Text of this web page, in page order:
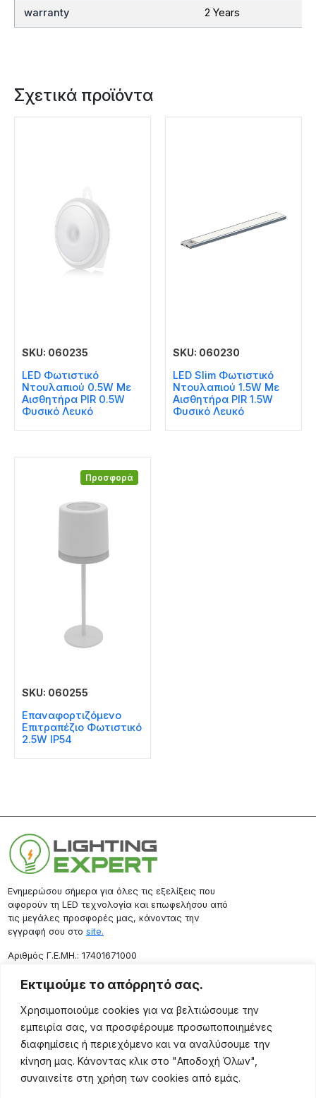
Εκτιμούμε το απόρρητό σας.
Χρησιμοποιούμε cookies για να βελτιώσουμε την
εμπειρία σας, να προσφέρουμε προσωποποιημένες
διαφημίσεις ή περιεχόμενο και να αναλύσουμε την
κίνηση μας. Κάνοντας κλικ στο "Αποδοχή Όλων",
συναινείτε στη χρήση των cookies από εμάς.
warranty 2 Years
Σχετικά προϊόντα
SKU: 060235
LED Φωτιστικό
Ντουλαπιού 0.5W Με
Αισθητήρα PIR 0.5W
Φυσικό Λευκό
SKU: 060230
LED Slim Φωτιστικό
Ντουλαπιού 1.5W Με
Αισθητήρα PIR 1.5W
Φυσικό Λευκό
Προσφορά
SKU: 060255
Επαναφορτιζόμενο
Επιτραπέζιο Φωτιστικό
2.5W IP54
Ενημερώσου σήμερα για όλες τις εξελίξεις που
αφορούν τη LED τεχνολογία και επωφελήσου από
τις μεγάλες προσφορές μας, κάνοντας την
εγγραφή σου στο site.
Aριθμός Γ.Ε.ΜΗ.: 17401671000
Επικοινωνία
Ρόδου 133, Αθήνα 10443
(+30) 211 725 5427
sales@lightingexpert.gr